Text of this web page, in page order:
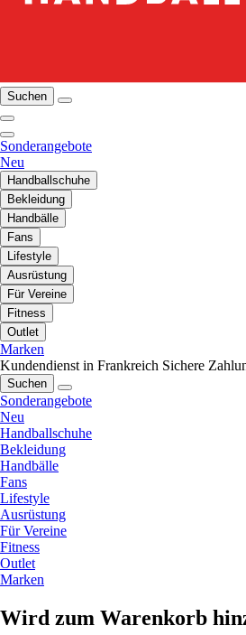
Suchen
Sonderangebote
Neu
Handballschuhe
Bekleidung
Handbälle
Fans
Lifestyle
Ausrüstung
Für Vereine
Fitness
Outlet
Marken
Kundendienst in Frankreich Sichere
Suchen
Sonderangebote
Neu
Handballschuhe
Bekleidung
Handbälle
Fans
Lifestyle
Ausrüstung
Für Vereine
Fitness
Outlet
Marken
Wird zum Warenkorb